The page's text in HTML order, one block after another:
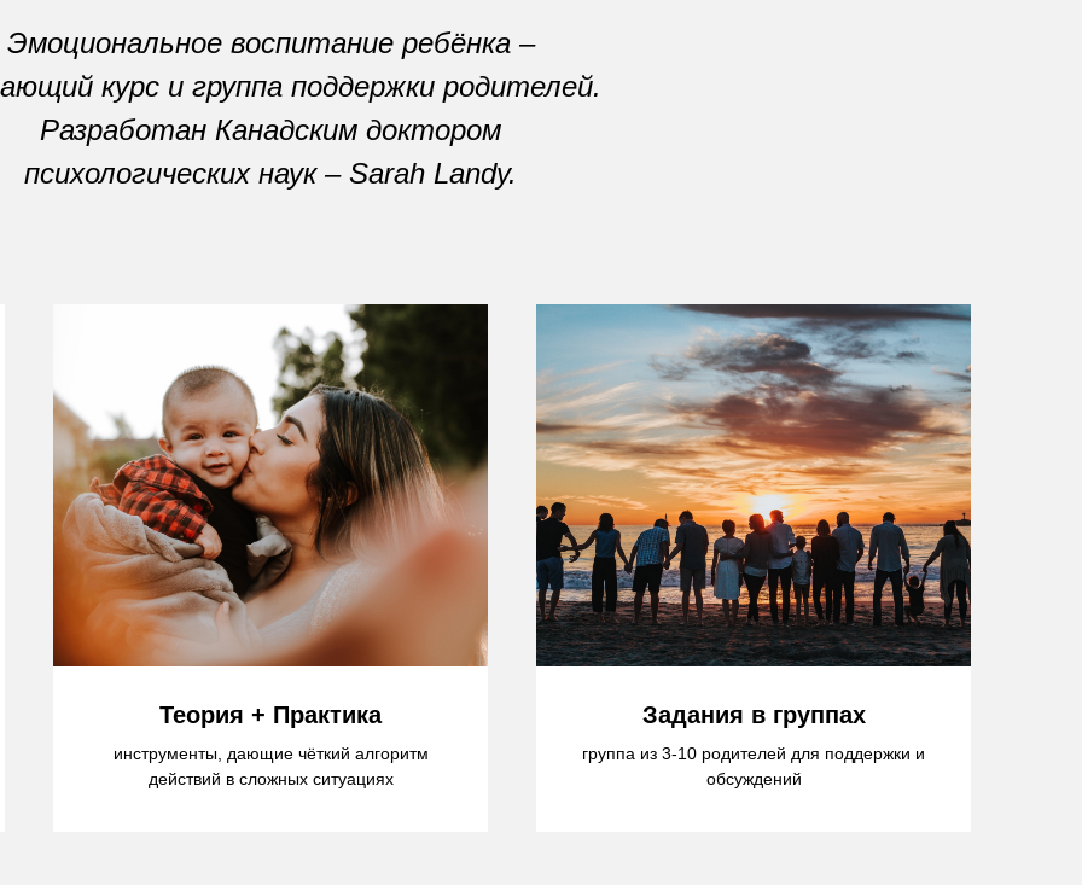
Эмоциональное воспитание ребёнка –
курс и группа поддержки родителей.
Разработан Канадским доктором
психологических наук – Sarah Landy.
Теория + Практика
инструменты, дающие чёткий алгоритм
действий в сложных ситуациях
Задания в группах
группа из 3-10 родителей для поддержки и
обсуждений